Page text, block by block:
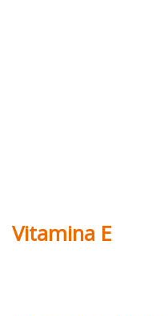
Vitamina E